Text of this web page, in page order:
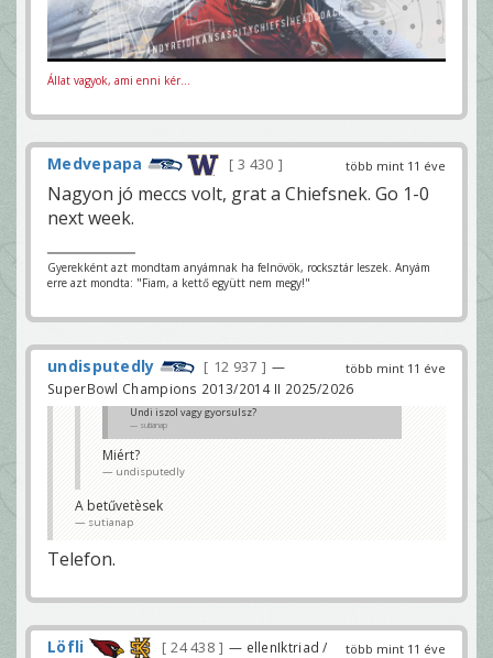
Állat vagyok, ami enni kér...
több mint 11 éve
Medvepapa 3 430
Nagyon jó meccs volt, grat a Chiefsnek. Go 1-0
next week.
Gyerekként azt mondtam anyámnak ha felnövök, rocksztár leszek. Anyám
erre azt mondta: "Fiam, a kettő együtt nem megy!"
több mint 11 éve
undisputedly 12 937
—
SuperBowl Champions 2013/2014 II 2025/2026
Undi iszol vagy gyorsulsz?
sutianap
Miért?
undisputedly
A betűvetèsek
sutianap
Telefon.
több mint 11 éve
Löfli 24 438
— ellenIktriad /